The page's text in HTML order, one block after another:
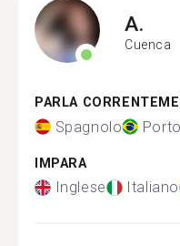
A.
Cuenca
PARLA
Spagnolo
IMPARA
Inglese Italiano